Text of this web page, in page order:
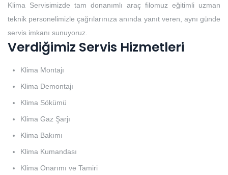
Klima Servisimizde tam donanımlı araç filomuz eğitimli uzman
teknik personelimizle çağrılarınıza anında yanıt veren, aynı günde
servis imkanı sunuyoruz.
Verdiğimiz Servis Hizmetleri
Klima Montajı
Klima Demontajı
Klima Sökümü
Klima Gaz Şarjı
Klima Bakımı
Klima Kumandası
Klima Onarımı ve Tamiri